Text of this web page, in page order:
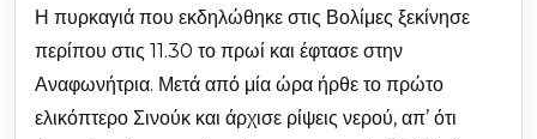
Η πυρκαγιά που εκδηλώθηκε στις Βολίμες ξεκίνησε
περίπου στις 11.30 το πρωί και έφτασε στην
Αναφωνήτρια. Μετά από μία ώρα ήρθε το πρώτο
ελικόπτερο Σινούκ και άρχισε ρίψεις νερού, απ’ ότι